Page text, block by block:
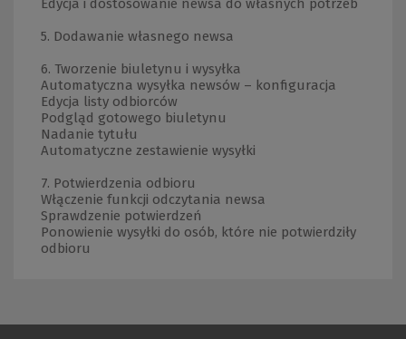
Edycja i dostosowanie newsa do własnych potrzeb
5. Dodawanie własnego newsa
6. Tworzenie biuletynu i wysyłka
Automatyczna wysyłka newsów – konfiguracja
Edycja listy odbiorców
Podgląd gotowego biuletynu
Nadanie tytułu
Automatyczne zestawienie wysyłki
7. Potwierdzenia odbioru
Włączenie funkcji odczytania newsa
Sprawdzenie potwierdzeń
Ponowienie wysyłki do osób, które nie potwierdziły
odbioru